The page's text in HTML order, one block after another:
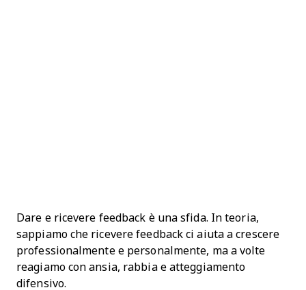
Dare e ricevere feedback è una sfida. In teoria,
sappiamo che ricevere feedback ci aiuta a crescere
professionalmente e personalmente, ma a volte
reagiamo con ansia, rabbia e atteggiamento
difensivo.